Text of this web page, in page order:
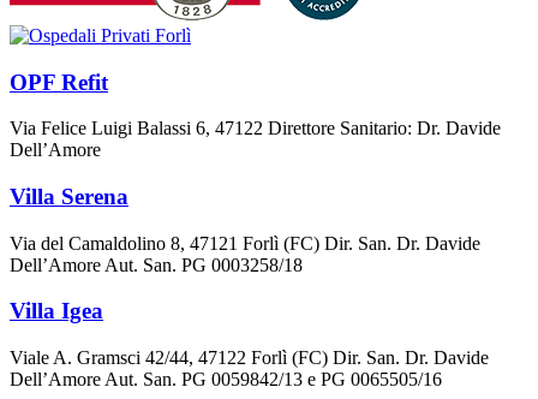
OPF Refit
Via Felice Luigi Balassi 6, 47122 Direttore Sanitario: Dr. Davide
Dell’Amore
Villa Serena
Via del Camaldolino 8, 47121 Forlì (FC) Dir. San. Dr. Davide
Dell’Amore Aut. San. PG 0003258/18
Villa Igea
Viale A. Gramsci 42/44, 47122 Forlì (FC) Dir. San. Dr. Davide
Dell’Amore Aut. San. PG 0059842/13 e PG 0065505/16